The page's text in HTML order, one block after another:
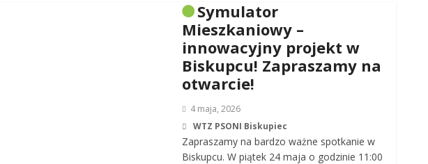
Symulator
Mieszkaniowy –
innowacyjny projekt w
Biskupcu! Zapraszamy na
otwarcie!
4 maja, 2026
WTZ PSONI Biskupiec
Zapraszamy na bardzo ważne spotkanie w
Biskupcu. W piątek 24 maja o godzinie 11:00